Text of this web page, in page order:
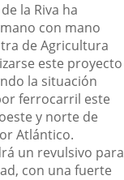
la Riva ha
con mano
de Agricultura
este proyecto
la situación
ferrocarril este
y norte de
Atlántico.
un revulsivo para
con una fuerte